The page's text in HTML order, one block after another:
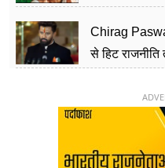
Chirag
से हिट